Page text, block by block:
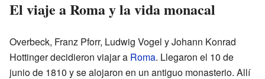
El viaje a Roma y la vida monacal
Overbeck, Franz Pforr, Ludwig Vogel y Johann Konrad
Hottinger decidieron viajar a Roma. Llegaron el 10 de
junio de 1810 y se alojaron en un antiguo monasterio. Allí